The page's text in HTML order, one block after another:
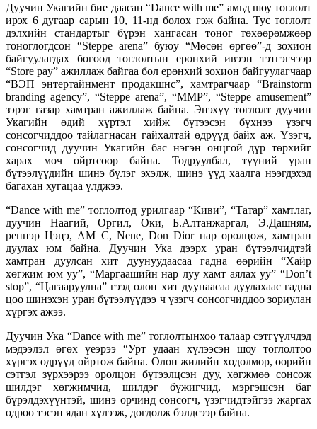
Дуучин Укагийн бие даасан “Dance with me” амьд шоу тоглолт
ирэх 6 дугаар сарын 10, 11-нд болох гэж байна. Тус тоглолт
дэлхийн стандартыг бүрэн хангасан тоног төхөөрөмжөөр
тоноглогдсон “Steppe arena” буюу “Мөсөн өргөө”-д зохион
байгуулагдах бөгөөд тоглолтын ерөнхий ивээн тэтгэгчээр
“Store pay” ажиллаж байгаа бол ерөнхий зохион байгуулагчаар
“ВЭП энтертайнмент продакшнс”, хамтрагчаар “Brainstorm
branding agency”, “Steppe arena”, “MMP”, “Steppe amusement”
зэрэг газар хамтран ажиллаж байна. Энэхүү тоглолт дуучин
Укагийн өдий хүртэл хийж бүтээсэн бүхнээ үзэгч
сонсогчиддоо тайлагнасан гайхалтай өдрүүд байх аж. Үзэгч,
сонсогчид дуучин Укагийн бас нэгэн онцгой дүр төрхийг
харах мөч ойртсоор байна. Тодруулбал, түүний уран
бүтээлүүдийн шинэ бүлэг эхэлж, шинэ үүд хаалга нээгдэхэд
багахан хугацаа үлджээ.
“Dance with me” тоглолтод урилгаар “Киви”, “Татар” хамтлаг,
дуучин Наагий, Оргил, Оки, Б.Алтанжаргал, Э.Дашням,
реппэр Цэцэ, AM C, Nene, Don Dior нар оролцож, хамтран
дуулах юм байна. Дуучин Ука дээрх уран бүтээлчидтэй
хамтран дуулсан хит дуунуудаасаа гадна өөрийн “Хайр
хөгжим юм уу”, “Маргаашийн нар луу хамт аялах уу” “Don’t
stop”, “Цагааруулна” гээд олон хит дуунаасаа дуулахаас гадна
цоо шинэхэн уран бүтээлүүдээ ч үзэгч сонсогчиддоо зориулан
хүргэх ажээ.
Дуучин Ука “Dance with me” тоглолтынхоо талаар сэтгүүлчдэд
мэдээлэл өгөх үеэрээ “Урт удаан хүлээсэн шоу тоглолтоо
хүргэх өдрүүд ойртож байна. Олон жилийн хөдөлмөр, өөрийн
сэтгэл зүрхээрээ оролцон бүтээлцсэн дуу, хөгжмөө сонсож
шилдэг хөгжимчид, шилдэг бүжигчид, мэргэшсэн баг
бүрэлдэхүүнтэй, шинэ орчинд сонсогч, үзэгчидтэйгээ жаргах
өдрөө тэсэн ядан хүлээж, догдолж бэлдсээр байна.